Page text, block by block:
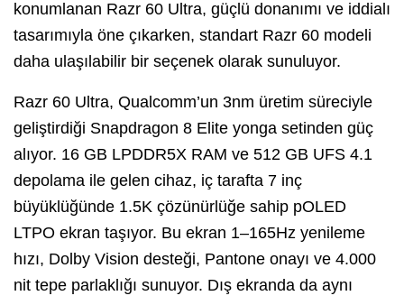
konumlanan Razr 60 Ultra, güçlü donanımı ve iddialı
tasarımıyla öne çıkarken, standart Razr 60 modeli
daha ulaşılabilir bir seçenek olarak sunuluyor.
Razr 60 Ultra, Qualcomm’un 3nm üretim süreciyle
geliştirdiği Snapdragon 8 Elite yonga setinden güç
alıyor. 16 GB LPDDR5X RAM ve 512 GB UFS 4.1
depolama ile gelen cihaz, iç tarafta 7 inç
büyüklüğünde 1.5K çözünürlüğe sahip pOLED
LTPO ekran taşıyor. Bu ekran 1–165Hz yenileme
hızı, Dolby Vision desteği, Pantone onayı ve 4.000
nit tepe parlaklığı sunuyor. Dış ekranda da aynı